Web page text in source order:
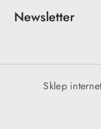
Newsletter
Sklep